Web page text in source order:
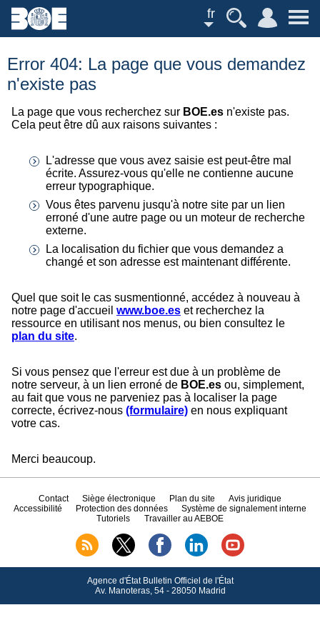
fr
Error 404: La page que vous demandez
n'existe pas
La page que vous recherchez sur BOE.es n'existe pas.
Cela peut être dû aux raisons suivantes :
L'adresse que vous avez saisie est peut-être mal
écrite. Assurez-vous qu'elle ne contienne aucune
erreur typographique.
Vous êtes parvenu jusqu'à notre site par un lien
erroné d'une autre page ou un moteur de recherche
externe.
La localisation du fichier que vous demandez a
changé et son adresse est maintenant différente.
Quel que soit le cas susmentionné, accédez à nouveau à
notre page d'accueil www.boe.es et recherchez la
ressource en utilisant nos menus, ou bien consultez le
plan du site.
Si vous pensez que l'erreur est due à un problème de
notre serveur, à un lien erroné de BOE.es ou, simplement,
au fait que vous ne parveniez pas à localiser la page
correcte, écrivez-nous (formulaire) en nous expliquant
votre cas.
Merci beaucoup.
Contact Siège électronique Plan du site
Avis juridique
Accessibilité
Protection des données
Système de signalement interne
Tutoriels
Travailler au AEBOE
Agence d'État Bulletin Officiel de l'État
Av.Manoteras, 54 - 28050 Madrid